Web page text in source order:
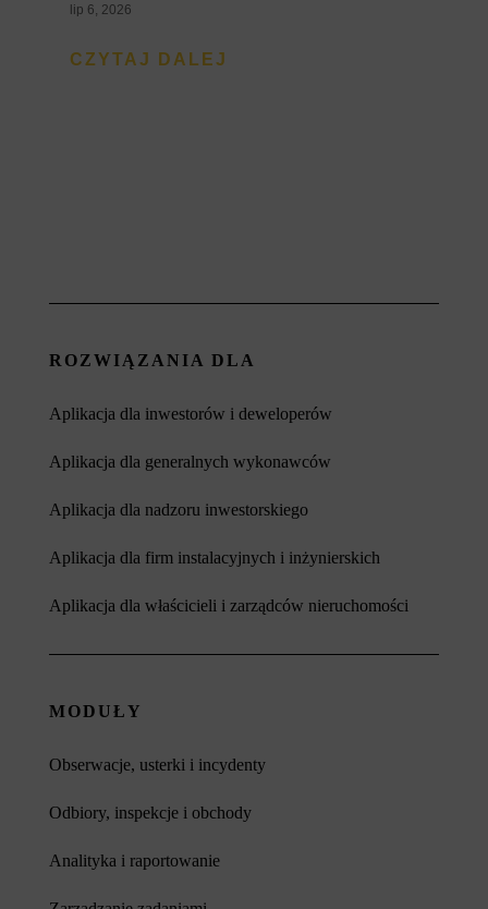
lip 6, 2026
CZYTAJ DALEJ
ROZWIĄZANIA DLA
Aplikacja dla inwestorów i deweloperów
Aplikacja dla generalnych wykonawców
Aplikacja dla nadzoru inwestorskiego
Aplikacja dla firm instalacyjnych i inżynierskich
Aplikacja dla właścicieli i zarządców nieruchomości
MODUŁY
Obserwacje, usterki i incydenty
Odbiory, inspekcje i obchody
Analityka i raportowanie